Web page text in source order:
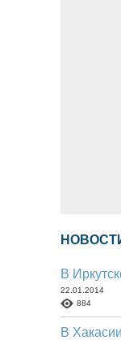
В
22.01.2014
884
В